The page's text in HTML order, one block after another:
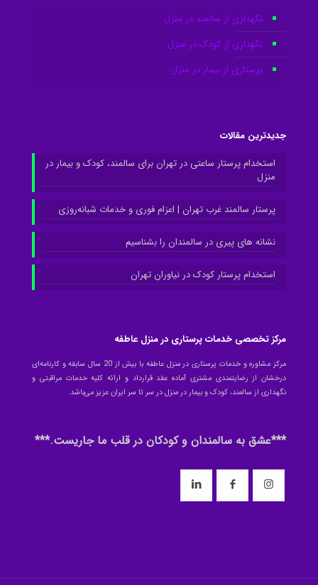
نگهداری از سالمند در منزل
نگهداری از کودک در منزل
پرستاری از بیمار در منزل
جدیدترین مقالات
استخدام پرستار ساعتی در تهران برای سالمند، کودک و بیمار در
منزل
پرستار سالمند غرب تهران | اعزام فوری و خدمات شبانه‌روزی
نشانه های پیری در سالمندان را بشناسیم
استخدام پرستار کودک در نیاوران تهران
مرکز تخصصی خدمات پرستاری در منزل عاطفه
مرکز مشاوره و خدمات پرستاری در منزل عاطفه با بیش از 20 سال سابقه و کارنامه‌ای
درخشان از رضایتمندی مشتری آماده عقد قرارداد و ارائه کلیه خدمات مراقبتی و
نگهداری از سالمند، کودک و بیمار در منزل در سر تا سر ایران عزیز می‌باشد.
***عشق به سالمندان و کودکان در قلب ما جاریست.***